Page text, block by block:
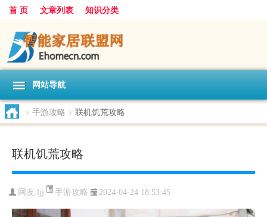
首 页 文章列表 知识分类
网站导航
> 手游攻略 > 联机饥荒攻略
联机饥荒攻略
网友: ljj 手游攻略 2024-04-24 18:53:45